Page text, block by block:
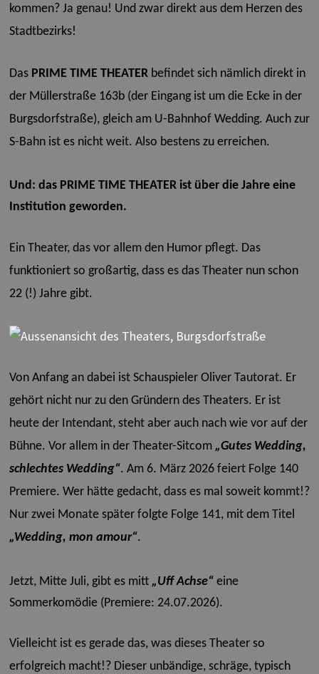
kommen? Ja genau! Und zwar direkt aus dem Herzen des
Stadtbezirks!
Das PRIME TIME THEATERbefindet sich nämlich direkt in
der Müllerstraße 163b (der Eingang ist um die Ecke in der
Burgsdorfstraße), gleich am U-Bahnhof Wedding. Auch zur
S-Bahn ist es nicht weit. Also bestens zu erreichen.
Und: das PRIME TIME THEATER ist über die Jahre eine
Institution geworden.
Ein Theater, das vor allem den Humor pflegt. Das
funktioniert so großartig, dass es das Theater nun schon
22 (!) Jahre gibt.
Von Anfang an dabei ist Schauspieler Oliver Tautorat. Er
gehört nicht nur zu den Gründern des Theaters. Er ist
heute der Intendant, steht aber auch nach wie vor auf der
Bühne. Vor allem in der Theater-Sitcom „Gutes Wedding,
schlechtes Wedding“. Am 6. März 2026 feiert Folge 140
Premiere. Wer hätte gedacht, dass es mal soweit kommt!?
Nur zwei Monate später folgte Folge 141, mit dem Titel
„Wedding, mon amour“.
Jetzt, Mitte Juli, gibt es mitt „Uff Achse“ eine
Sommerkomödie (Premiere: 24.07.2026).
Vielleicht ist es gerade das, was dieses Theater so
erfolgreich macht!? Dieser unbändige, schräge, typisch